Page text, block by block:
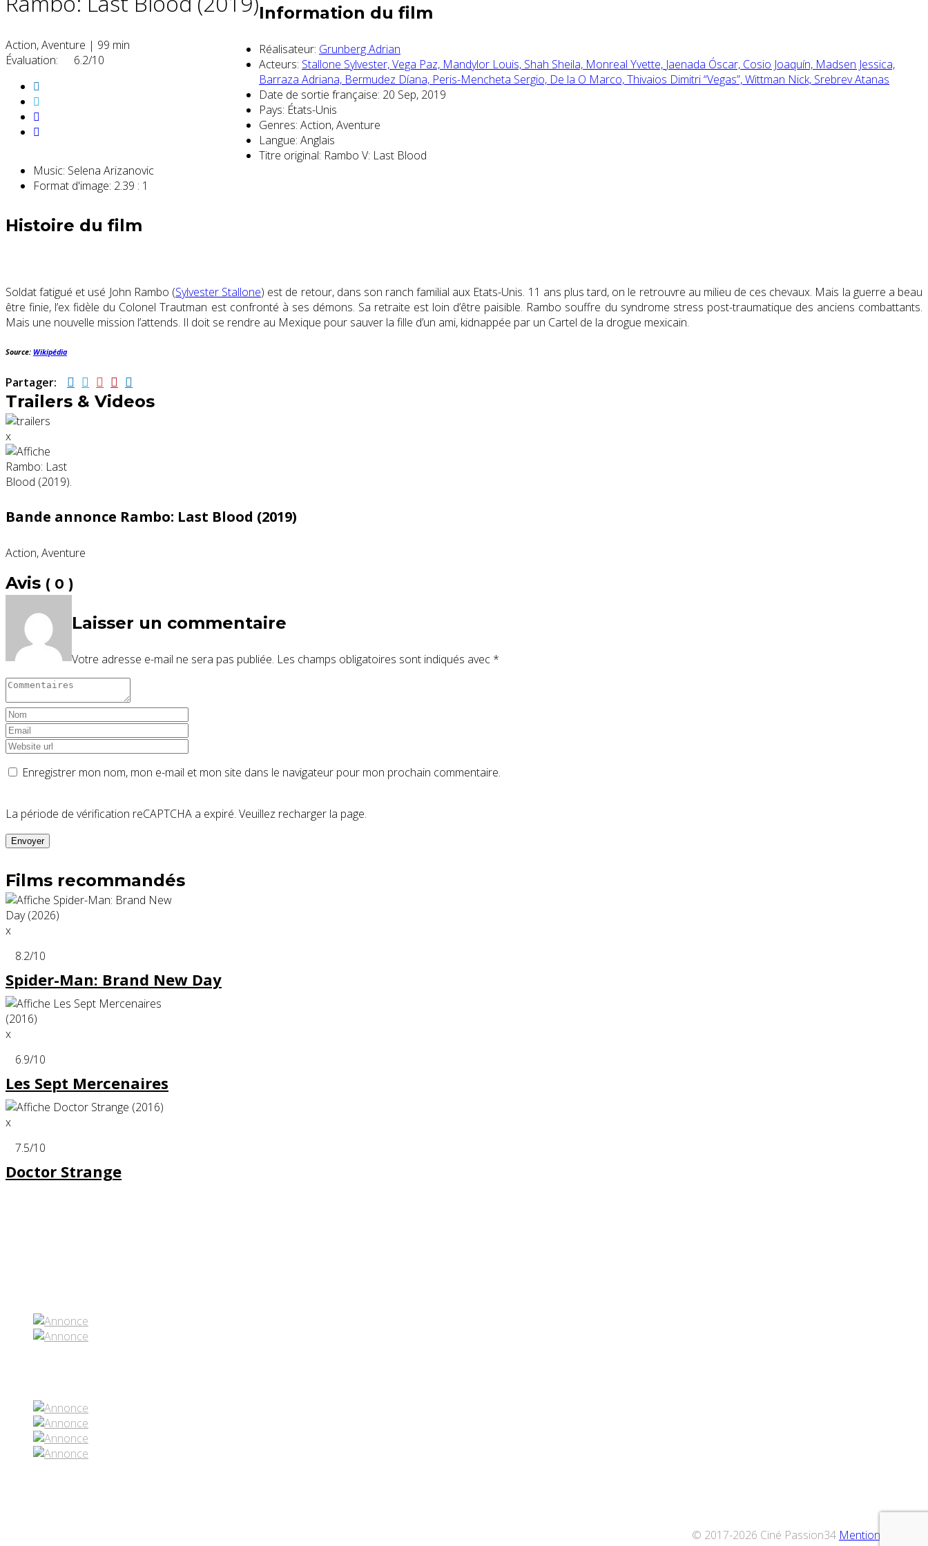
Action, Aventure | 99 min
Évaluation:
6.2/10
Information du film
Réalisateur: Grunberg Adrian
Acteurs: Stallone Sylvester,Vega Paz, Mandylor Louis, Shah Sheila, Monreal Yvette, Jaenada Óscar, Cosio Joaquín, Madsen Jessica,
Barraza Adriana, Bermudez Díana, Peris-Mencheta Sergio, De la O Marco,Thivaios Dimitri “Vegas”,Wittman Nick, Srebrev Atanas
Date de sortie française: 20 Sep, 2019
Pays: États-Unis
Genres: Action, Aventure
Langue: Anglais
Titre original: Rambo V: Last Blood
Music: Selena Arizanovic
Format d'image: 2.39 : 1
Histoire du film
Soldat fatigué et usé John Rambo (Sylvester Stallone) est de retour, dans son ranch familial aux Etats-Unis. 11 ans plus tard, on le retrouvre au milieu de ces chevaux. Mais la guerre a beau
être finie, l’ex fidèle du Colonel Trautman est confronté à ses démons. Sa retraite est loin d’être paisible. Rambo souffre du syndrome stress post-traumatique des anciens combattants.
Mais une nouvelle mission l’attends. Il doit se rendre au Mexique pour sauver la fille d’un ami, kidnappée par un Cartel de la drogue mexicain.
Source: Wikipédia
Partager:
Trailers & Videos
x
Bande annonce Rambo: Last Blood (2019)
Action, Aventure
Avis ( 0 )
Laisser un commentaire
Votre adresse e-mail ne sera pas publiée. Les champs obligatoires sont indiqués avec *
Enregistrer mon nom, mon e-mail et mon site dans le navigateur pour mon prochain commentaire.
La période de vérification reCAPTCHA a expiré. Veuillez recharger la page.
Films recommandés
x
8.2/10
Spider-Man: Brand New Day
x
6.9/10
Les Sept Mercenaires
x
7.5/10
Doctor Strange
© 2017-2026 Ciné Passion34 Mentions légales